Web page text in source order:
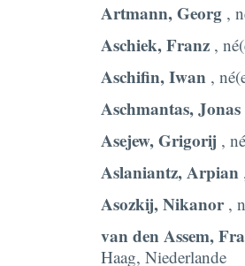
Artmann, Georg ,
Aschiek, Franz ,
Aschifin, Iwan ,
Aschmantas, Jonas
Asejew, Grigorij ,
Aslaniantz, Arpian
Asozkij, Nikanor,
van den Assem,
Haag, Niederlande